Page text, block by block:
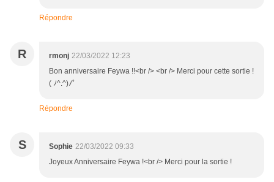
Répondre
R rmonj 22/03/2022 12:23
Bon anniversaire Feywa !!<br /> <br /> Merci pour cette sortie !
( ﾉ^.^)ﾉﾟ
Répondre
S Sophie 22/03/2022 09:33
Joyeux Anniversaire Feywa !<br /> Merci pour la sortie !